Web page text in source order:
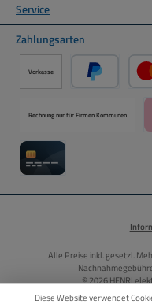
Service
Zahlungsarten
Vorkasse
PayPal
Rechnung nur für Firmen Kommunen
Alle Preise inkl. gesetzl.
© 2026 HENRI
Diese Website verwendet